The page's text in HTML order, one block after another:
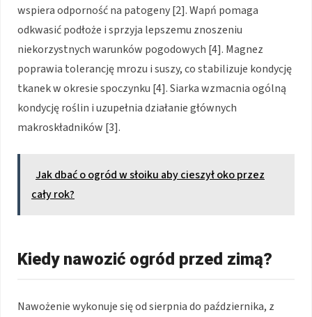
wspiera odporność na patogeny [2]. Wapń pomaga
odkwasić podłoże i sprzyja lepszemu znoszeniu
niekorzystnych warunków pogodowych [4]. Magnez
poprawia tolerancję mrozu i suszy, co stabilizuje kondycję
tkanek w okresie spoczynku [4]. Siarka wzmacnia ogólną
kondycję roślin i uzupełnia działanie głównych
makroskładników [3].
Jak dbać o ogród w słoiku aby cieszył oko przez
cały rok?
Kiedy nawozić ogród przed zimą?
Nawożenie wykonuje się od sierpnia do października, z